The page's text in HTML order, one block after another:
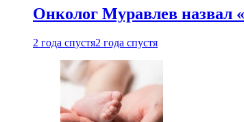
Онколог Муравлев назвал
2 года спустя2 года спустя